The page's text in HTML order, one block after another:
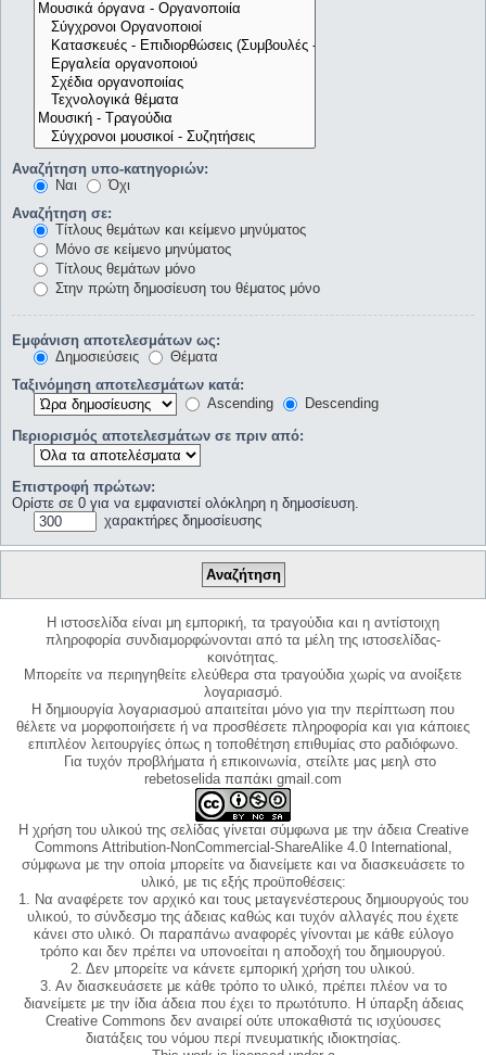
Αναζήτηση υπο-κατηγοριών:
Ναι
Όχι
Αναζήτηση σε:
Τίτλους θεμάτων και κείμενο μηνύματος
Μόνο σε κείμενο μηνύματος
Τίτλους θεμάτων μόνο
Στην πρώτη δημοσίευση του θέματος μόνο
Εμφάνιση αποτελεσμάτων ως:
Δημοσιεύσεις
Θέματα
Ταξινόμηση αποτελεσμάτων κατά:
Ascending
Descending
Περιορισμός αποτελεσμάτων σε πριν από:
Επιστροφή πρώτων:
Ορίστε σε 0 για να εμφανιστεί ολόκληρη η δημοσίευση.
χαρακτήρες δημοσίευσης
Η ιστοσελίδα είναι μη εμπορική, τα τραγούδια και η αντίστοιχη
πληροφορία συνδιαμορφώνονται από τα μέλη της ιστοσελίδας-
κοινότητας.
Μπορείτε να περιηγηθείτε ελεύθερα στα τραγούδια χωρίς να ανοίξετε
λογαριασμό.
Η δημιουργία λογαριασμού απαιτείται μόνο για την περίπτωση που
θέλετε να μορφοποιήσετε ή να προσθέσετε πληροφορία και για κάποιες
επιπλέον λειτουργίες όπως η τοποθέτηση επιθυμίας στο ραδιόφωνο.
Για τυχόν προβλήματα ή επικοινωνία, στείλτε μας μεηλ στο
rebetoselida παπάκι gmail.com
Η χρήση του υλικού της σελίδας γίνεται σύμφωνα με την άδεια Creative
Commons Attribution-NonCommercial-ShareAlike 4.0 International,
σύμφωνα με την οποία μπορείτε να διανείμετε και να διασκευάσετε το
υλικό, με τις εξής προϋποθέσεις:
1. Να αναφέρετε τον αρχικό και τους μεταγενέστερους δημιουργούς του
υλικού, το σύνδεσμο της άδειας καθώς και τυχόν αλλαγές που έχετε
κάνει στο υλικό. Οι παραπάνω αναφορές γίνονται με κάθε εύλογο
τρόπο και δεν πρέπει να υπονοείται η αποδοχή του δημιουργού.
2. Δεν μπορείτε να κάνετε εμπορική χρήση του υλικού.
3. Αν διασκευάσετε με κάθε τρόπο το υλικό, πρέπει πλέον να το
διανείμετε με την ίδια άδεια που έχει το πρωτότυπο. Η ύπαρξη άδειας
Creative Commons δεν αναιρεί ούτε υποκαθιστά τις ισχύουσες
διατάξεις του νόμου περί πνευματικής ιδιοκτησίας.